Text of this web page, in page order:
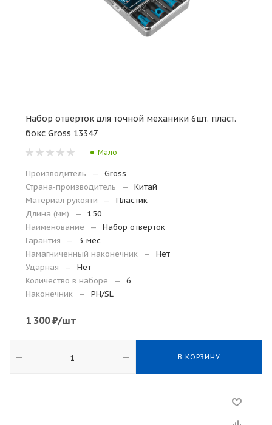
Набор отверток для точной механики 6шт. пласт.
бокс Gross 13347
Мало
Производитель —
Gross
Страна-производитель
—
Китай
Материал рукояти
—
Пластик
Длина (мм)
—
150
Наименование
—
Набор отверток
Гарантия
—
3 мес
Намагниченный наконечник
—
Нет
Ударная
—
Нет
Количество в наборе
—
6
Наконечник
— PH/SL
1 300₽/шт
В КОРЗИНУ